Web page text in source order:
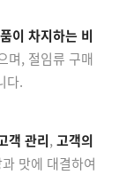
이 차지하는 비
며, 절임류 구매
다.
객 관리,고객의
맛에 대결하여